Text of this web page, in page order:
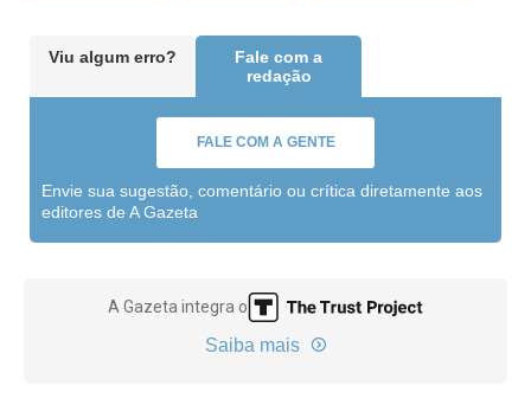
Viu algum erro?
Fale com a
redação
FALE COM A GENTE
Envie sua sugestão, comentário ou crítica diretamente aos
editores de A Gazeta
A Gazeta integra o
Saiba mais